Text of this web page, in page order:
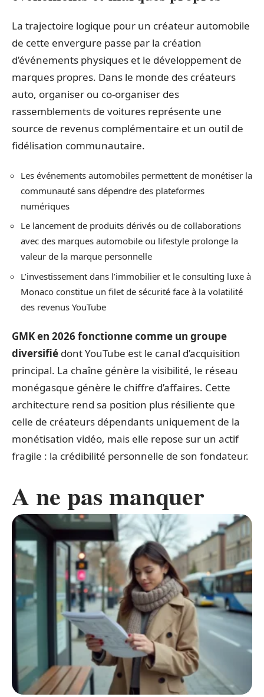
La trajectoire logique pour un créateur automobile
de cette envergure passe par la création
d’événements physiques et le développement de
marques propres. Dans le monde des créateurs
auto, organiser ou co-organiser des
rassemblements de voitures représente une
source de revenus complémentaire et un outil de
fidélisation communautaire.
Les événements automobiles permettent de monétiser la
communauté sans dépendre des plateformes
numériques
Le lancement de produits dérivés ou de collaborations
avec des marques automobile ou lifestyle prolonge la
valeur de la marque personnelle
L’investissement dans l’immobilier et le consulting luxe à
Monaco constitue un filet de sécurité face à la volatilité
des revenus YouTube
GMK en 2026 fonctionne comme un groupe
diversifié dont YouTube est le canal d’acquisition
principal. La chaîne génère la visibilité, le réseau
monégasque génère le chiffre d’affaires. Cette
architecture rend sa position plus résiliente que
celle de créateurs dépendants uniquement de la
monétisation vidéo, mais elle repose sur un actif
fragile : la crédibilité personnelle de son fondateur.
A ne pas manquer